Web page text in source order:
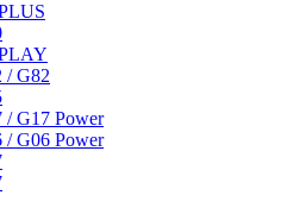
/ G82
/ G17 Power
/ G06 Power